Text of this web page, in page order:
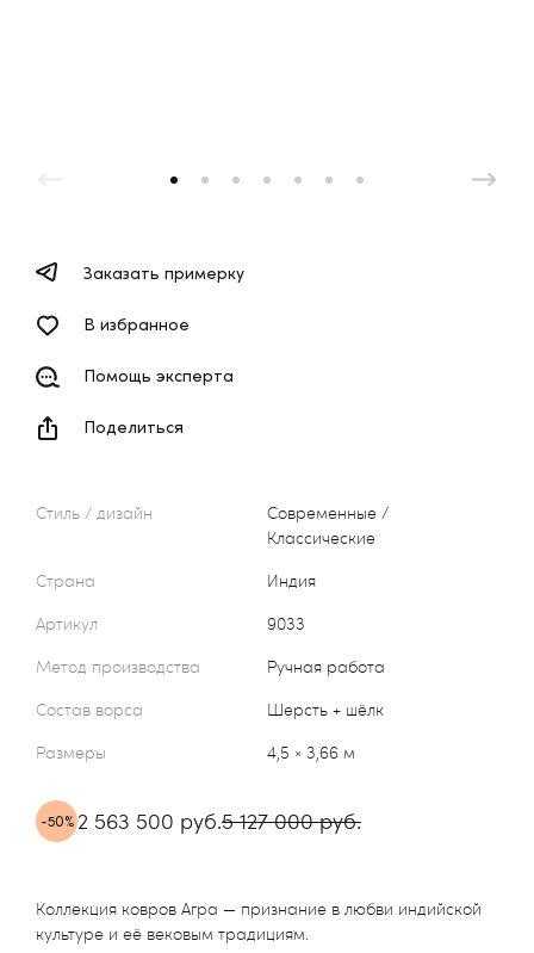
Стиль / дизайн
Современные /
Классические
Страна
Индия
Артикул
9033
Метод производства
Ручная работа
Состав ворса
Шерсть + шёлк
Размеры
4,5 × 3,66 м
-50% 2 563 500 руб.5 127 000 руб.
Коллекция ковров Агра — признание в любви индийской
культуре и её вековым традициям.
Заказать примерку
В избранное
Помощь эксперта
Поделиться